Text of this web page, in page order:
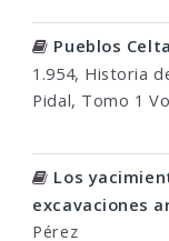
Pueblos
1.954, Historia
Pidal, Tomo 1
Los
excavaciones
Pérez